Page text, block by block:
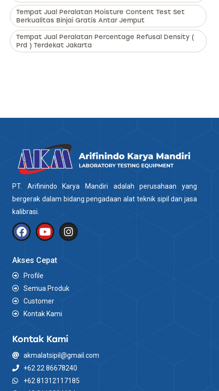
Tempat Jual Peralatan Moisture Content Test Set
Berkualitas Binjai Gratis Antar Jemput
Tempat Jual Peralatan Percentage Refusal Density (
Prd ) Terdekat Jakarta
PT. Arifinindo Karya Mandiri adalah perusahaan yang
bergerak dalam bidang pengadaan alat teknik sipil dan jasa
kalibrasi.
Akses Cepat
Profile
Semua Produk
Customer
Kontak Kami
Kontak Kami
akmalatsipil@gmail.com
+62 22 86678240
+62 81312117185